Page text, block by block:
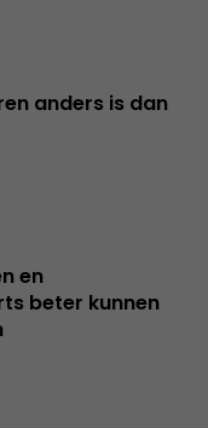
anders is dan
en
beter kunnen